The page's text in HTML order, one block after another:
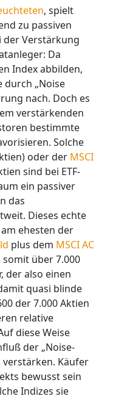
, spielt
zu passiven
der Verstärkung
Da
Index abbilden,
durch „Noise
nach. Doch es
verstärkenden
bestimmte
Solche
oder der MSCI
sind bei ETF-
ein passiver
das
Dieses echte
ehesten der
plus dem MSCI AC
über 7.000
der also einen
quasi blinde
der 7.000 Aktien
relative
diese Weise
der „Noise-
verstärken. Käufer
bewusst sein
Indizes sie